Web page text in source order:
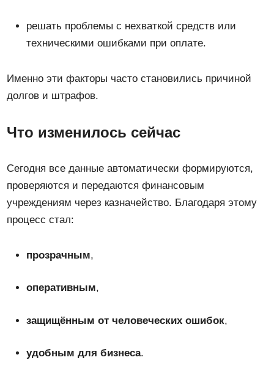
решать проблемы с нехваткой средств или
техническими ошибками при оплате.
Именно эти факторы часто становились причиной
долгов и штрафов.
Что изменилось сейчас
Сегодня все данные автоматически формируются,
проверяются и передаются финансовым
учреждениям через казначейство. Благодаря этому
процесс стал:
прозрачным,
оперативным,
защищённым от человеческих ошибок,
удобным для бизнеса.